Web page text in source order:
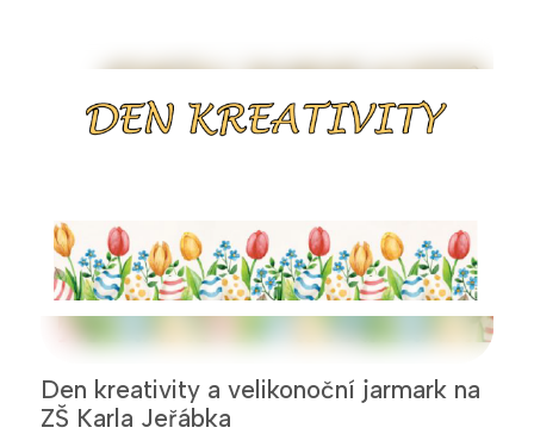
Den kreativity a velikonoční jarmark na
ZŠ Karla Jeřábka